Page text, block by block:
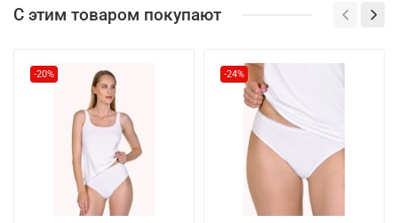
С этим товаром покупают
-20% -24%